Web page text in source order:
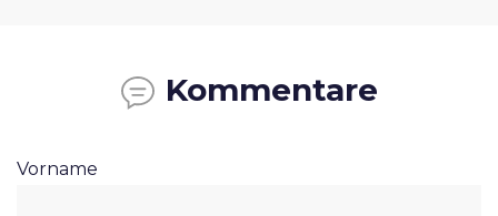
Kommentare
Vorname